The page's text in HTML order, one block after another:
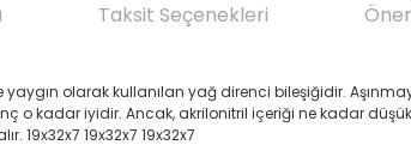
Taksit Seçenekleri
olarak kullanılan yağ direnci bileşiğidir.
o kadar iyidir. Ancak, akrilonitril içeriği ne kadar
19x32x7 19x32x7 19x32x7